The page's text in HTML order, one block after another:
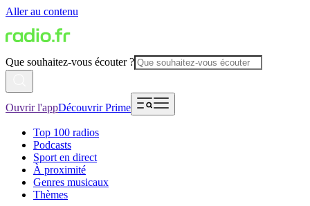
Aller au contenu
Que souhaitez-vous écouter ?
Ouvrir l'appDécouvrir Prime
Top 100 radios
Podcasts
Sport en direct
À proximité
Genres musicaux
Thèmes